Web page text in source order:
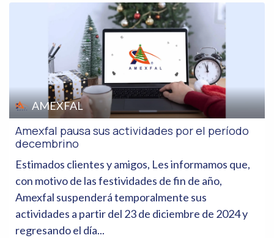
AMEXFAL
Amexfal pausa sus actividades por el período
decembrino
Estimados clientes y amigos, Les informamos que,
con motivo de las festividades de fin de año,
Amexfal suspenderá temporalmente sus
actividades a partir del 23 de diciembre de 2024 y
regresando el día...